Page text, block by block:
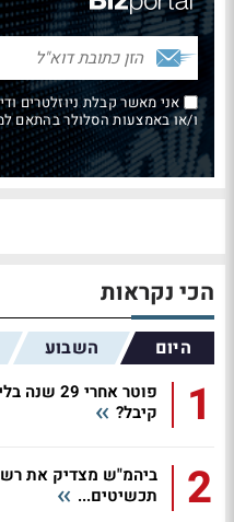
אני מאשר קבלת ניוזלטרים
ו/או באמצעות הסלולר בהתאם למפורט
הכי נקראות
היום השבוע
1
קיבל?
2
ביהמ"ש מצדיק את
תכשיטים...